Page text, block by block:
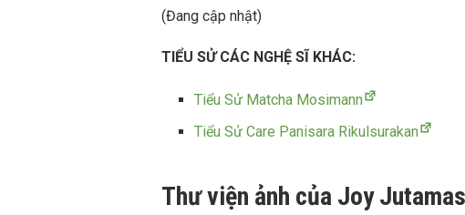
(Đang cập nhật)
TIỂU SỬ CÁC NGHỆ SĨ KHÁC:
Tiểu Sử Matcha Mosimann
Tiểu Sử Care Panisara Rikulsurakan
Thư viện ảnh của Joy